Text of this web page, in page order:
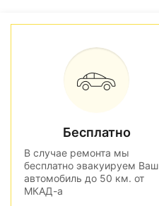
Бесплатно
В случае ремонта мы
бесплатно эвакуируем Ваш
автомобиль до 50 км. от
МКАД-а